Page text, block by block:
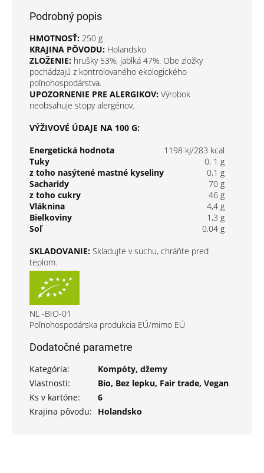
Podrobný popis
HMOTNOSŤ: 250 g
KRAJINA PÔVODU: Holandsko
ZLOŽENIE: hrušky 53%, jablká 47%. Obe zložky
pochádzajú z kontrolovaného ekologického
poľnohospodárstva.
UPOZORNENIE PRE ALERGIKOV: Výrobok
neobsahuje stopy alergénov.
VÝŽIVOVÉ ÚDAJE NA 100 G:
Energetická hodnota
1198 kJ/283 kcal
Tuky
0, 1 g
z toho nasýtené mastné kyseliny
0,1 g
Sacharidy
70 g
z toho cukry
46 g
Vláknina
4,4 g
Bielkoviny
1,3 g
Soľ
0,04 g
SKLADOVANIE: Skladujte v suchu, chráňte pred
teplom.
NL -BIO-01
Poľnohospodárska produkcia EÚ/mimo EÚ
Dodatočné parametre
Kategória:
Kompóty, džemy
Vlastnosti:
Bio, Bez lepku, Fair trade, Vegan
Ks v kartóne:
6
Krajina pôvodu: Holandsko